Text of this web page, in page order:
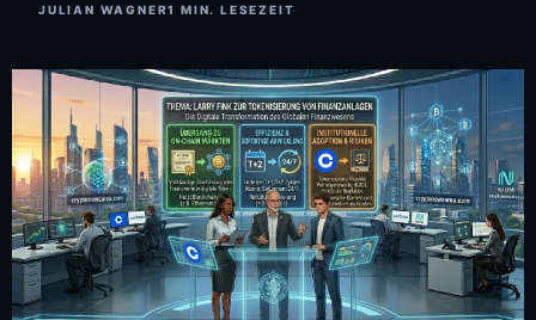
JULIAN WAGNER1 MIN. LESEZEIT